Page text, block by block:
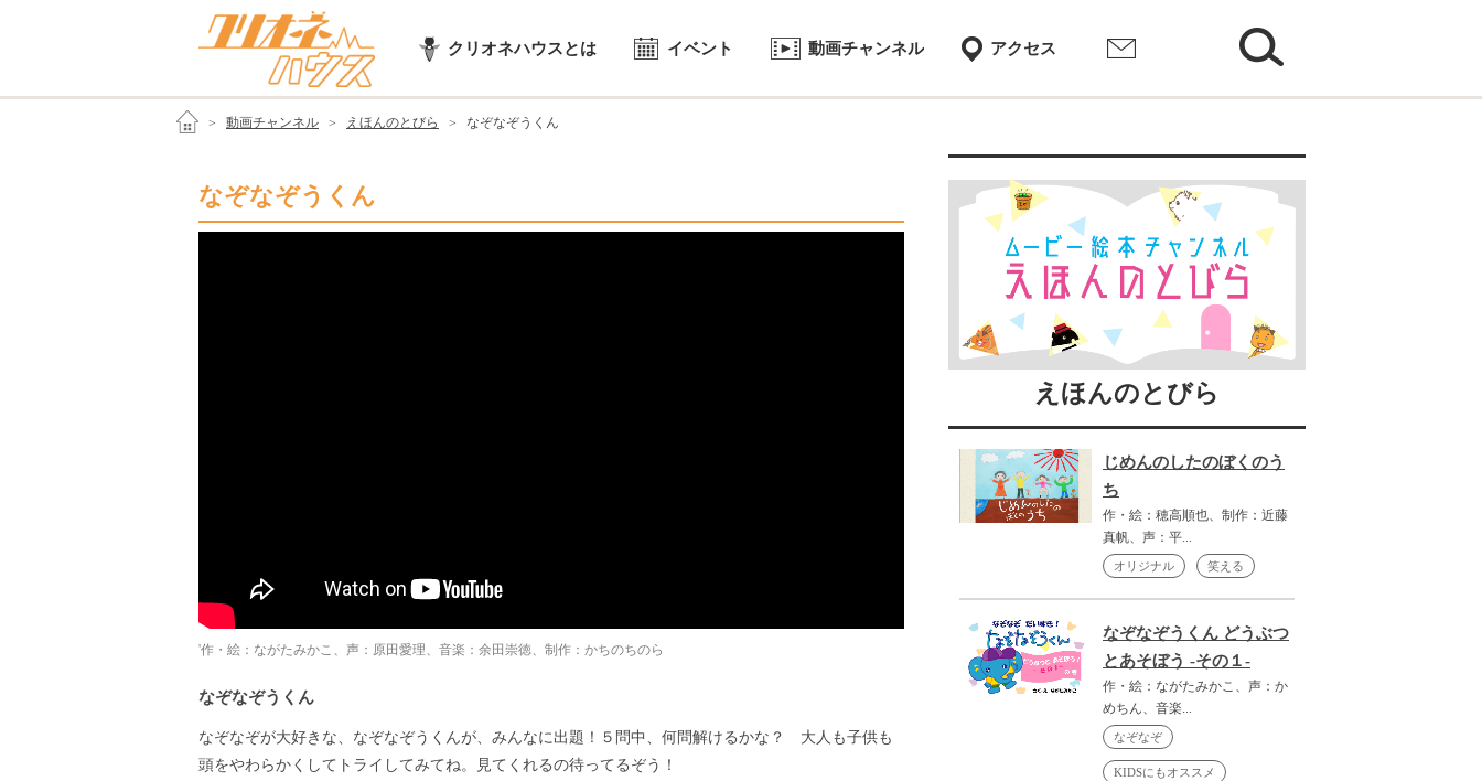
クリオネハウスとは イベント 動画チャンネル アクセス
動画チャンネル えほんのとびら なぞなぞうくん
なぞなぞうくん
'作・絵：ながたみかこ、声：原田愛理、音楽：余田崇徳、制作：かちのちのら
なぞなぞうくん
なぞなぞが大好きな、なぞなぞうくんが、みんなに出題！５問中、何問解けるかな？ 大人も子供も
頭をやわらかくしてトライしてみてね。見てくれるの待ってるぞう！
えほんのとびら
じめんのしたのぼくのう
ち
作・絵：穂高順也、制作：近藤
真帆、声：平...
オリジナル 笑える
なぞなぞうくん どうぶつ
とあそぼう -その１-
作・絵：ながたみかこ、声：か
めちん、音楽...
なぞなぞ
KIDSにもオススメ